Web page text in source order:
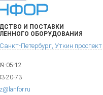
И ПОСТАВКИ
ОБОРУДОВАНИЯ
Петербург, Уткин проспект
05-12
20-73